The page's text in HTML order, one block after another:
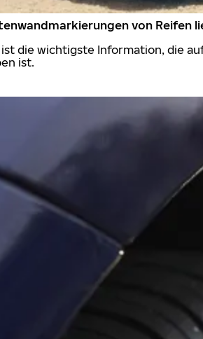
von Reifen
die wichtigste Information, die
ist.